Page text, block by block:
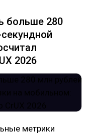
больше 280
2026
метрики